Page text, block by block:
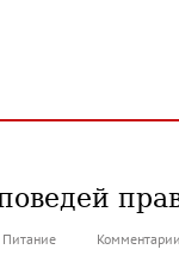
Питание